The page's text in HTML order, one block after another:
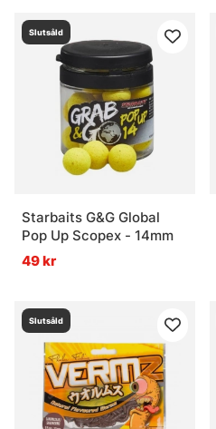
Slutsåld
Starbaits G&G Global
Pop Up Scopex - 14mm
49 kr
Slutsåld